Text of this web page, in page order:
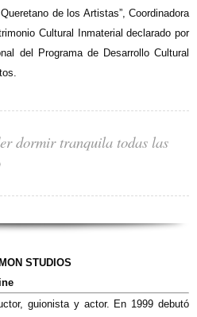
de los Artistas”, Coordinadora
Cultural Inmaterial declarado por
del Programa de Desarrollo Cultural
dormir tranquila todas las
STUDIOS
guionista y actor. En 1999 debutó